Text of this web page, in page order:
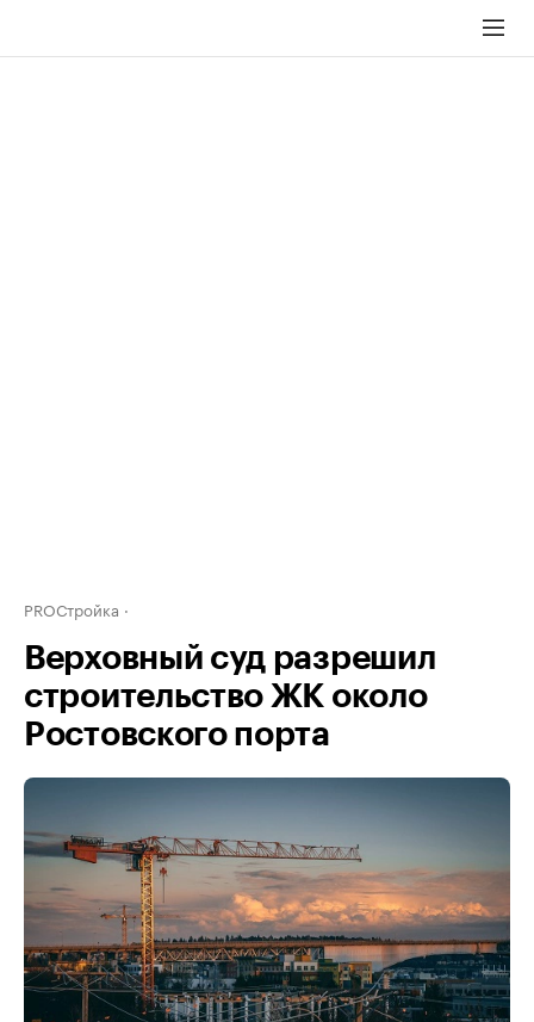
PROСтройка
Верховный суд разрешил
строительство ЖК около
Ростовского порта